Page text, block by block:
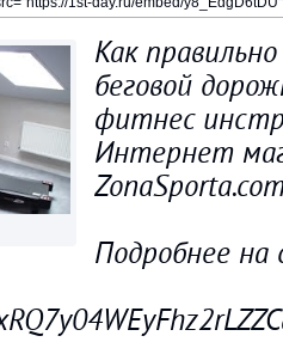
Как
беговой
фитнес
Интернет
Подробнее на